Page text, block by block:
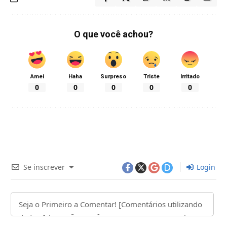
O que você achou?
Amei
0
Haha
0
Surpreso
0
Triste
0
Irritado
0
Se inscrever Login